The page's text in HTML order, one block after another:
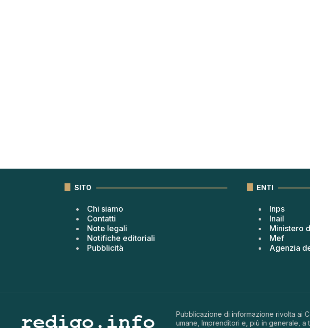
SITO
Chi siamo
Contatti
Note legali
Notifiche editoriali
Pubblicità
ENTI
Inps
Inail
Ministero
Mef
Agenzia
Pubblicazione di informazione rivolta ai
umane, Imprenditori e, più in generale, a